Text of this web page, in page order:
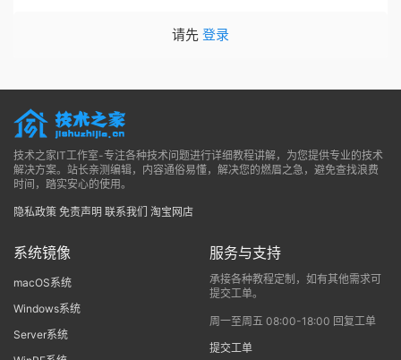
请先 登录
技术之家IT工作室-专注各种技术问题进行详细教程讲解，为您提供专业的技术
解决方案。站长亲测编辑，内容通俗易懂，解决您的燃眉之急，避免查找浪费
时间，踏实安心的使用。
隐私政策 免责声明 联系我们 淘宝网店
系统镜像
macOS系统
Windows系统
Server系统
服务与支持
承接各种教程定制，如有其他需求可
提交工单。
周一至周五 08:00-18:00 回复工单
提交工单